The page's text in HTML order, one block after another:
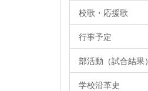
校歌・応援歌
行事予定
部活動（試合結果）
学校沿革史